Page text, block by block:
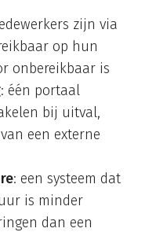
zijn via
op hun
onbereikbaar is
: één portaal
bij uitval,
een externe
: een systeem dat
is minder
dan een